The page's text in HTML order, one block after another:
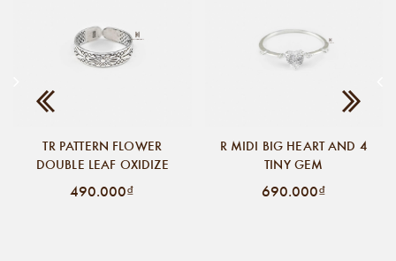
TR PATTERN FLOWER
DOUBLE LEAF OXIDIZE
490.000₫
R MIDI BIG HEART AND 4
TINY GEM
690.000₫